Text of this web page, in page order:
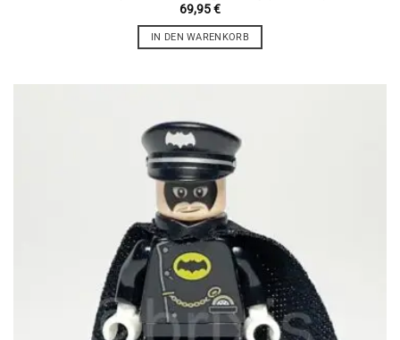
69,95€
IN DEN WARENKORB